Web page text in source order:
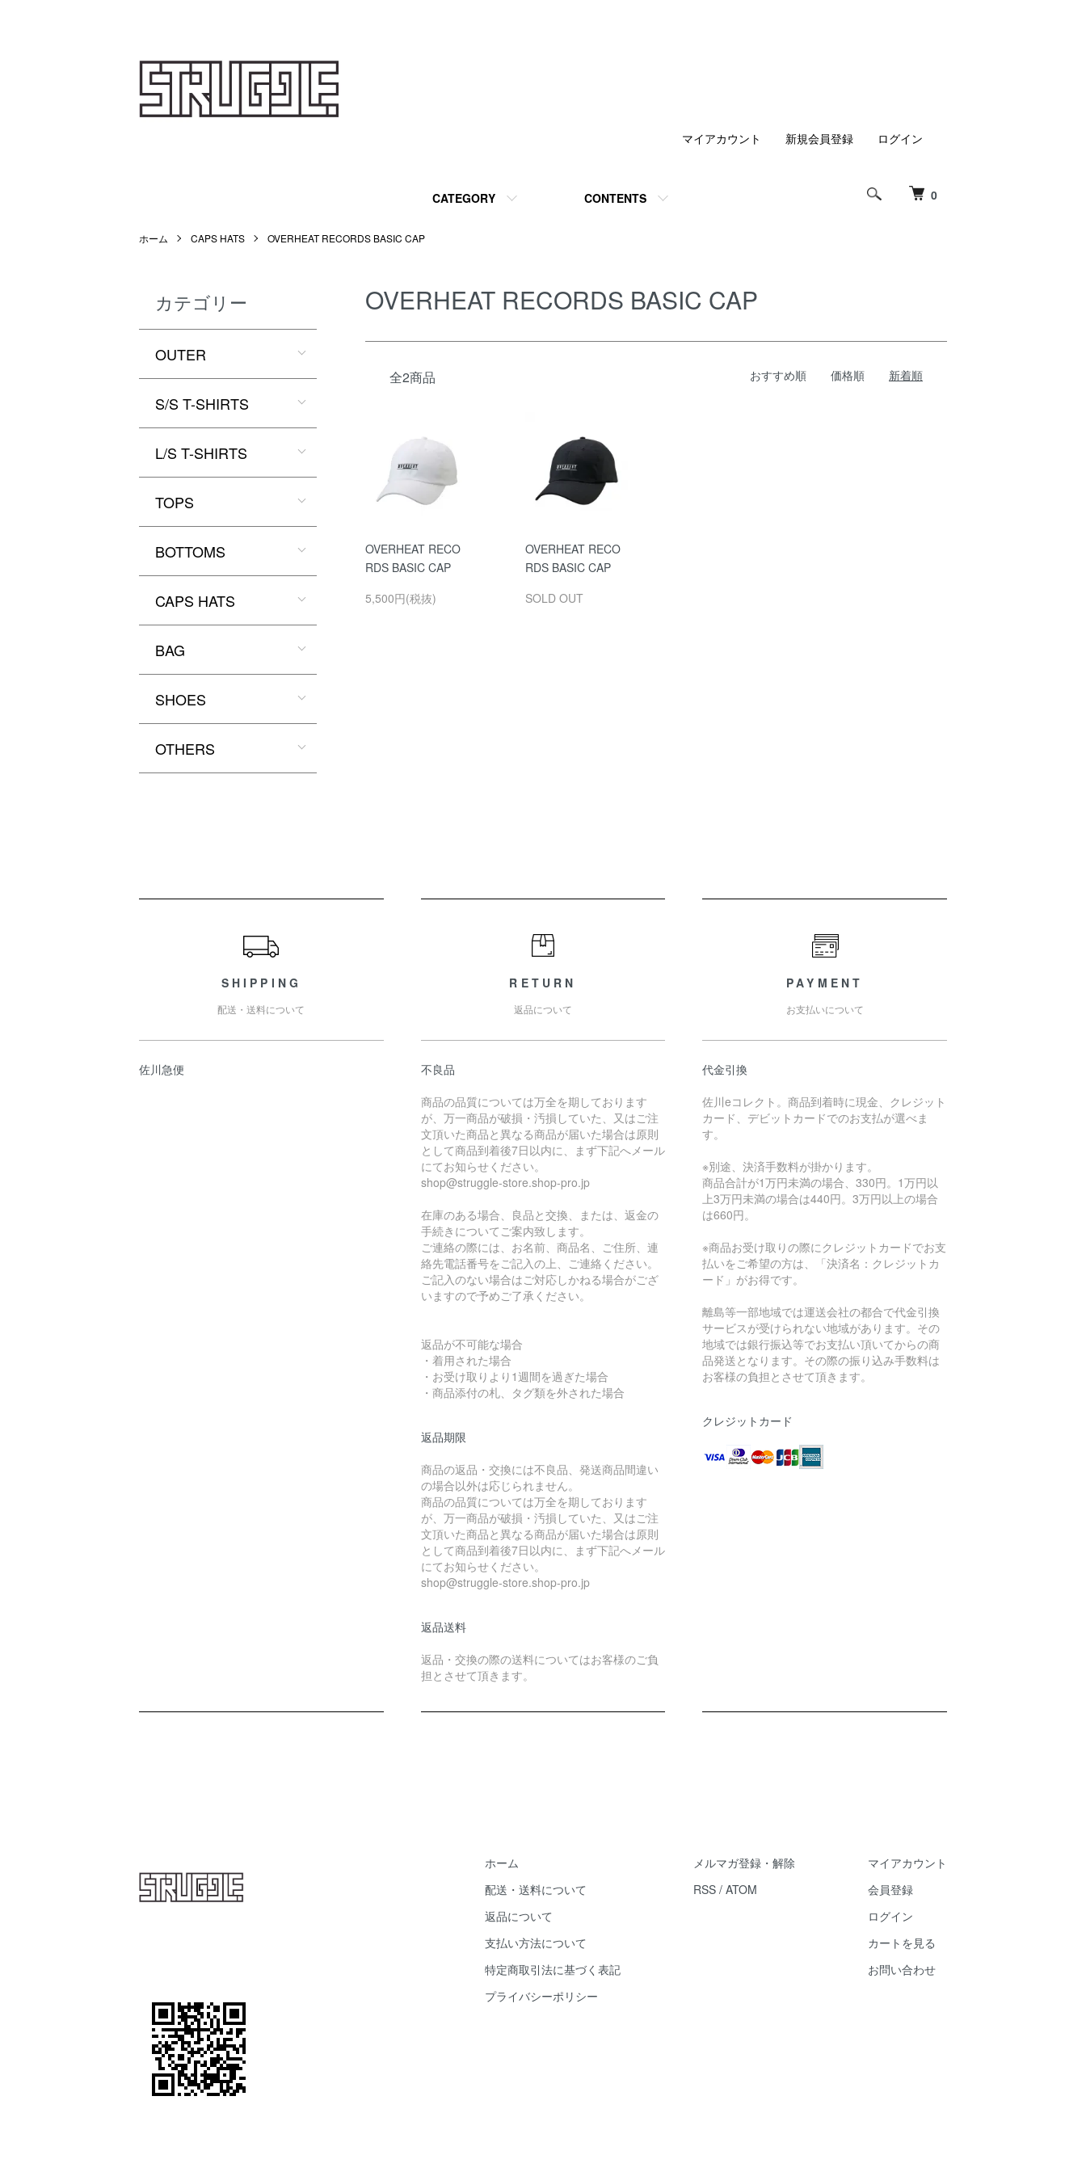
0
CATEGORY CONTENTS
マイアカウント 新規会員登録 ログイン
ホーム CAPS HATS OVERHEAT RECORDS BASIC CAP
OVERHEAT RECORDS BASIC CAP
全2商品 おすすめ順 価格順 新着順
OVERHEAT RECO
RDS BASIC CAP
5,500円(税抜)
OVERHEAT RECO
RDS BASIC CAP
SOLD OUT
カテゴリー
OUTER
S/S T-SHIRTS
L/S T-SHIRTS
TOPS
BOTTOMS
CAPS HATS
BAG
SHOES
OTHERS
SHIPPING
配送・送料について
佐川急便
RETURN
返品について
不良品
商品の品質については万全を期しております
が、万一商品が破損・汚損していた、又はご注
文頂いた商品と異なる商品が届いた場合は原則
として商品到着後7日以内に、まず下記へメール
にてお知らせください。
shop@struggle-store.shop-pro.jp
在庫のある場合、良品と交換、または、返金の
手続きについてご案内致します。
ご連絡の際には、お名前、商品名、ご住所、連
絡先電話番号をご記入の上、ご連絡ください。
ご記入のない場合はご対応しかねる場合がござ
いますので予めご了承ください。
返品が不可能な場合
・着用された場合
・お受け取りより1週間を過ぎた場合
・商品添付の札、タグ類を外された場合
返品期限
商品の返品・交換には不良品、発送商品間違い
の場合以外は応じられません。
商品の品質については万全を期しております
が、万一商品が破損・汚損していた、又はご注
文頂いた商品と異なる商品が届いた場合は原則
として商品到着後7日以内に、まず下記へメール
にてお知らせください。
shop@struggle-store.shop-pro.jp
返品送料
返品・交換の際の送料についてはお客様のご負
担とさせて頂きます。
PAYMENT
お支払いについて
代金引換
佐川eコレクト。商品到着時に現金、クレジット
カード、デビットカードでのお支払が選べま
す。
※別途、決済手数料が掛かります。
商品合計が1万円未満の場合、330円。1万円以
上3万円未満の場合は440円。3万円以上の場合
は660円。
※商品お受け取りの際にクレジットカードでお支
払いをご希望の方は、「決済名：クレジットカ
ード」がお得です。
離島等一部地域では運送会社の都合で代金引換
サービスが受けられない地域があります。その
地域では銀行振込等でお支払い頂いてからの商
品発送となります。その際の振り込み手数料は
お客様の負担とさせて頂きます。
クレジットカード
ホーム
配送・送料について
返品について
支払い方法について
特定商取引法に基づく表記
プライバシーポリシー
メルマガ登録・解除
RSS / ATOM
マイアカウント
会員登録
ログイン
カートを見る
お問い合わせ